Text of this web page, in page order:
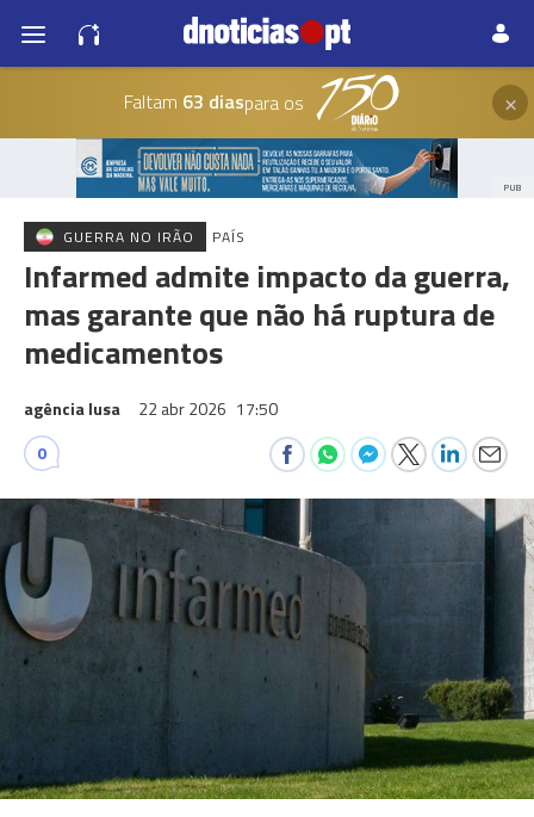
Faltam 63 diaspara os ×
PUB
GUERRA NO IRÃO PAÍS
Infarmed admite impacto da guerra,
mas garante que não há ruptura de
medicamentos
agência lusa 22 abr 2026 17:50
0